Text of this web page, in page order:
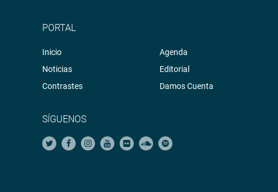
PORTAL
Inicio
Noticias
Contrastes
Agenda
Editorial
Damos Cuenta
SÍGUENOS